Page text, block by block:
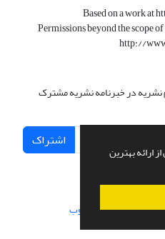
ارائه بهترین
Based on a work at
Permissions beyond the scope
http://
نشریه در خبرنامه نشریه مشترک
اشتراک
و پیاده سازی از سیناوب